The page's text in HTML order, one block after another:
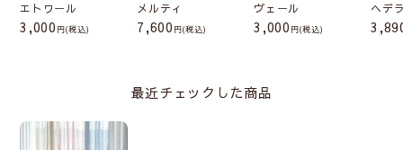
エトワール
3,000 (税込)
メルティ
7,600 (税込)
ヴェール
3,000 (税込)
ヘデ
最近チェックした商品